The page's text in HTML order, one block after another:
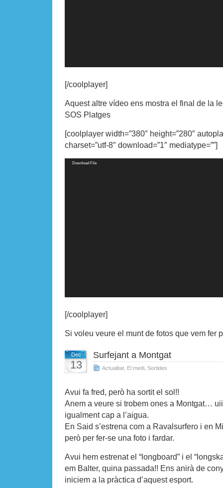
[/coolplayer]
Aquest altre vídeo ens mostra el final de la
SOS Platges
[coolplayer width=”380″ height=”280″
charset=”utf-8″ download=”1″ mediatype=””]
Video
Download File
[/coolplayer]
Si voleu veure el munt de fotos que vem fer
Dec
13
Surfejant a Montgat
Actualitat El medi Sortides
Avui fa fred, però ha sortit el sol!!
Anem a veure si trobem ones a Montgat…
igualment cap a l’aigua.
En Said s’estrena com a Ravalsurfero i en
però per fer-se una foto i fardar.
Avui hem estrenat el “longboard” i el
em Balter, quina passada!! Ens anirà de
iniciem a la pràctica d’aquest esport.